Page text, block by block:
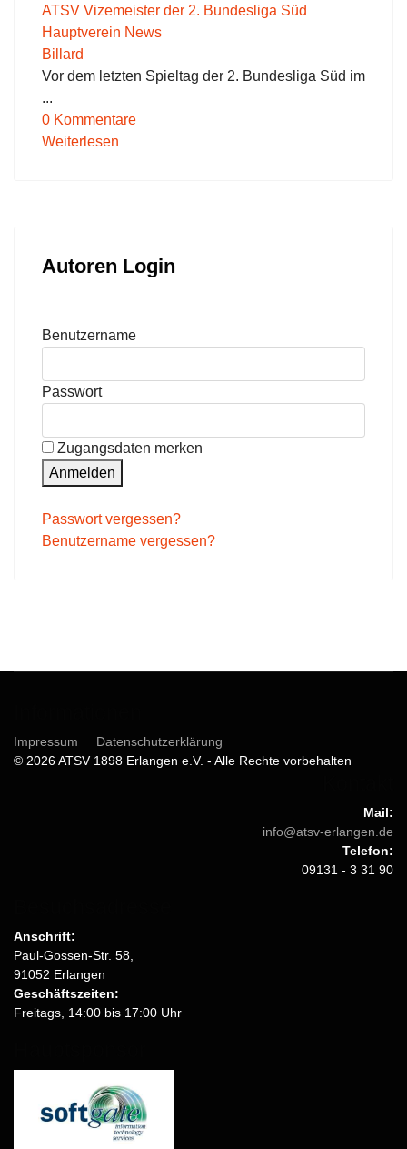
ATSV Vizemeister der 2. Bundesliga Süd
Hauptverein News
Billard
Vor dem letzten Spieltag der 2. Bundesliga Süd im
...
0 Kommentare
Weiterlesen
Autoren Login
Benutzername
Passwort
Zugangsdaten merken
Anmelden
Passwort vergessen?
Benutzername vergessen?
Impressum
Datenschutzerklärung
© 2026 ATSV 1898 Erlangen e.V. - Alle Rechte vorbehalten
Mail:
info@atsv-erlangen.de
Telefon:
09131 - 3 31 90
Anschrift:
Paul-Gossen-Str. 58,
91052 Erlangen
Geschäftszeiten:
Freitags, 14:00 bis 17:00 Uhr